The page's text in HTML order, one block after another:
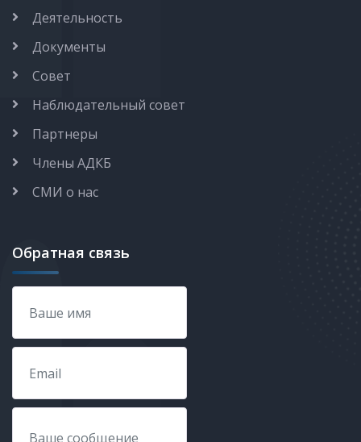
Деятельность
Документы
Совет
Наблюдательный совет
Партнеры
Члены АДКБ
СМИ о нас
Обратная связь